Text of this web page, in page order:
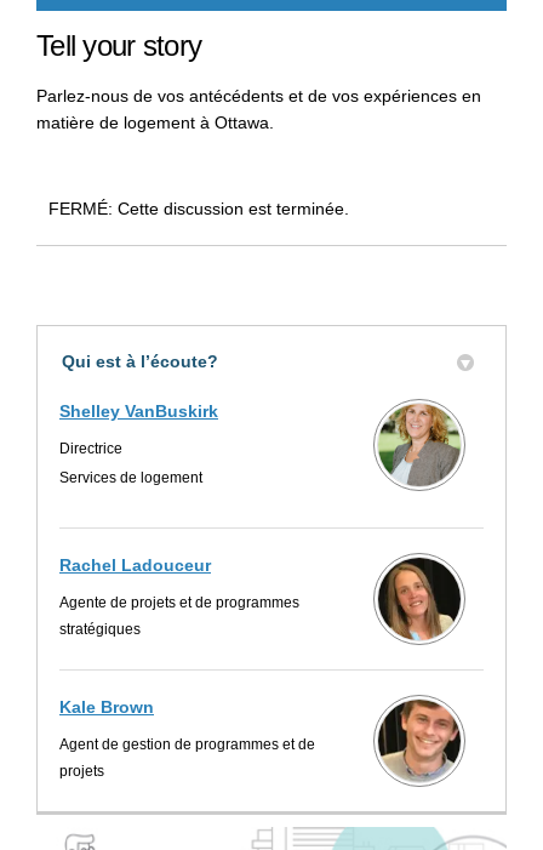
Tell your story
Parlez-nous de vos antécédents et de vos expériences en
matière de logement à Ottawa.
FERMÉ: Cette discussion est terminée.
Qui est à l’écoute?
Shelley VanBuskirk
Directrice
Services de logement
Rachel Ladouceur
Agente de projets et de programmes
stratégiques
Kale Brown
Agent de gestion de programmes et de
projets